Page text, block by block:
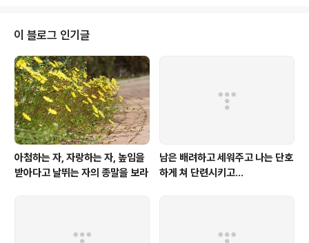
내가 할일: 죄인들의 친구가 되는 것, 내가 돌보아야할 소외된 이웃은 누구인가?
새부대를 구해서 넣어야할 새 포도주는 무엇일까? 내 사상중 낡은 것을 버리고
변하여 ..
이 블로그 인기글
아첨하는 자, 자랑하는 자, 높임을
받아다고 날뛰는 자의 종말을 보라
남은 배려하고 세워주고 나는 단호
하게 쳐 단련시키고...